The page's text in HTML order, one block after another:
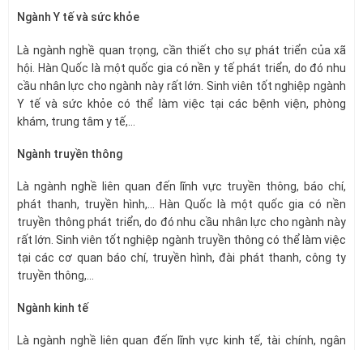
Ngành Y tế và sức khỏe
Là ngành nghề quan trọng, cần thiết cho sự phát triển của xã
hội. Hàn Quốc là một quốc gia có nền y tế phát triển, do đó nhu
cầu nhân lực cho ngành này rất lớn. Sinh viên tốt nghiệp ngành
Y tế và sức khỏe có thể làm việc tại các bệnh viện, phòng
khám, trung tâm y tế,…
Ngành truyền thông
Là ngành nghề liên quan đến lĩnh vực truyền thông, báo chí,
phát thanh, truyền hình,… Hàn Quốc là một quốc gia có nền
truyền thông phát triển, do đó nhu cầu nhân lực cho ngành này
rất lớn. Sinh viên tốt nghiệp ngành truyền thông có thể làm việc
tại các cơ quan báo chí, truyền hình, đài phát thanh, công ty
truyền thông,…
Ngành kinh tế
Là ngành nghề liên quan đến lĩnh vực kinh tế, tài chính, ngân